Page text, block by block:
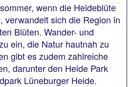
wenn die Heideblüte
verwandelt sich die Region in
Blüten. Wander- und
ein, die Natur hautnah zu
gibt es zudem zahlreiche
darunter den Heide Park
Lüneburger Heide.